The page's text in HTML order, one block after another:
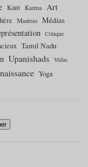
Kant Karma Art
Mantras Médias
Critique
Tamil Nadu
Upanishads
Védas
Yoga